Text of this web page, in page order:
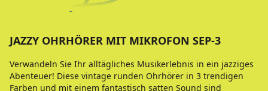
JAZZY OHRHÖRER MIT MIKROFON SEP-3
Verwandeln Sie Ihr alltägliches Musikerlebnis in ein jazziges
Abenteuer! Diese vintage runden Ohrhörer in 3 trendigen
Farben und mit einem fantastisch satten Sound sind